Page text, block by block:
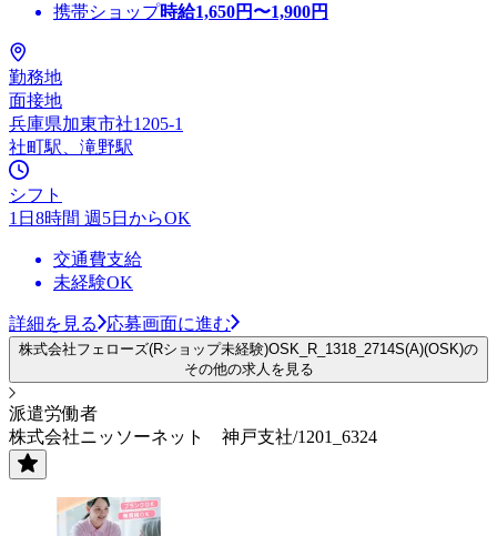
携帯ショップ時給1,650円〜1,900円
勤務地
面接地
兵庫県加東市社1205-1
社町駅、滝野駅
シフト
1日8時間 週5日からOK
交通費支給
未経験OK
詳細を見る 応募画面に進む
株式会社フェローズ(Rショップ未経験)OSK_R_1318_2714S(A)(OSK)の
その他の求人を見る
派遣労働者
株式会社ニッソーネット 神戸支社/1201_6324